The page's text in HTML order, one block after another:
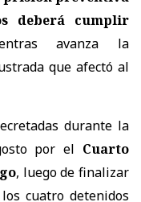
deberá cumplir
avanza la
que afectó al
durante la
por el Cuarto
, luego de finalizar
cuatro detenidos